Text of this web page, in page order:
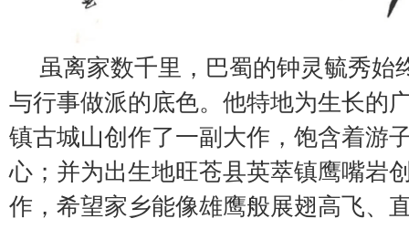
虽离家数千里，巴蜀的钟灵毓秀始
与行事做派的底色。他特地为生长的
镇古城山创作了一副大作，饱含着游
心；并为出生地旺苍县英萃镇鹰嘴岩
作，希望家乡能像雄鹰般展翅高飞、